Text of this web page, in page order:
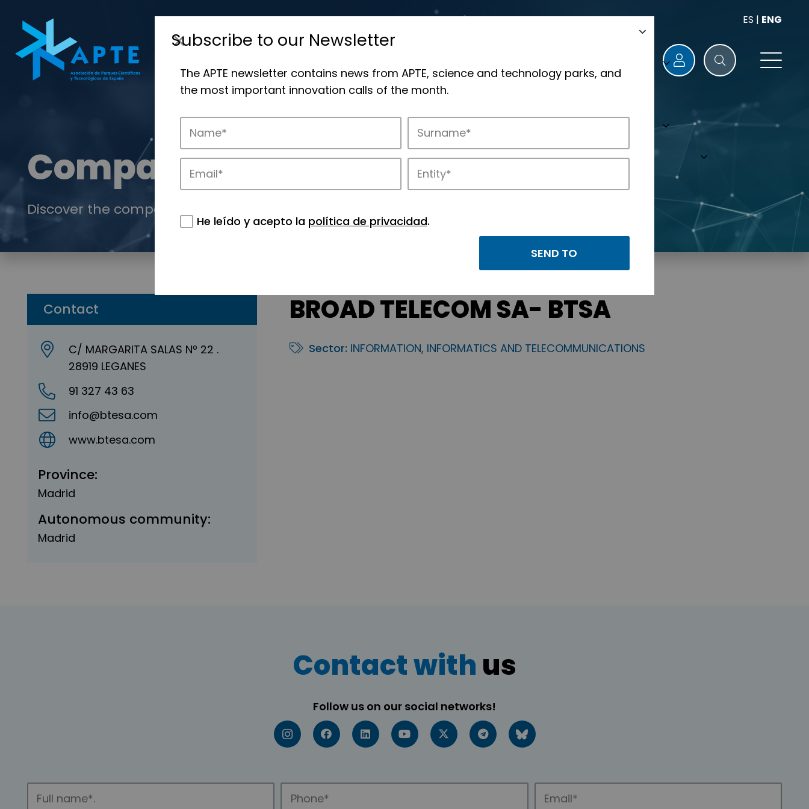
ES | ENG
Companies
Discover the companies that drive innovation in APTE’s parks.
Contact
C/ MARGARITA SALAS Nº 22 .
28919 LEGANES
91 327 43 63
info@btesa.com
www.btesa.com
Province:
Madrid
Autonomous community:
Madrid
BROAD TELECOM SA- BTSA
Sector: INFORMATION, INFORMATICS AND TELECOMMUNICATIONS
Contact with us
Follow us on our social networks!
Subscribe to our Newsletter
The APTE newsletter contains news from APTE, science and technology parks, and
the most important innovation calls of the month.
He leído y acepto la política de privacidad.